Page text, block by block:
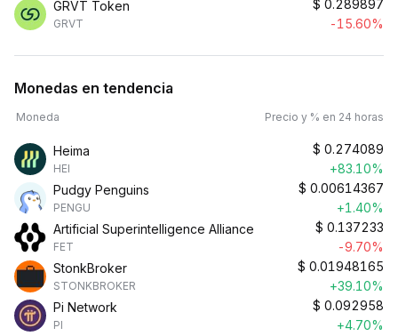
GRVT Token
GRVT
$ 0.289897
-15.60%
Monedas en tendencia
Moneda Precio y % en 24 horas
Heima
HEI
$ 0.274089
+83.10%
Pudgy Penguins
PENGU
$ 0.00614367
+1.40%
Artificial Superintelligence Alliance
FET
$ 0.137233
-9.70%
StonkBroker
STONKBROKER
$ 0.01948165
+39.10%
Pi Network
PI
$ 0.092958
+4.70%